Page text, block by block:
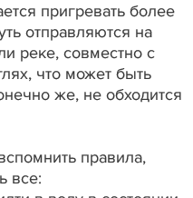
пригревать более
отправляются на
реке, совместно с
что может быть
же, не обходится
правила,
все: